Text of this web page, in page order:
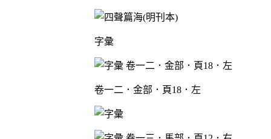
字彙
卷一二．金部．頁18．左